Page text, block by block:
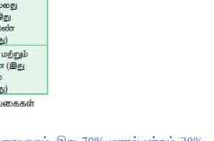
படிக்கும் பிரிவு
உதிர்வடைந்த புவியின்